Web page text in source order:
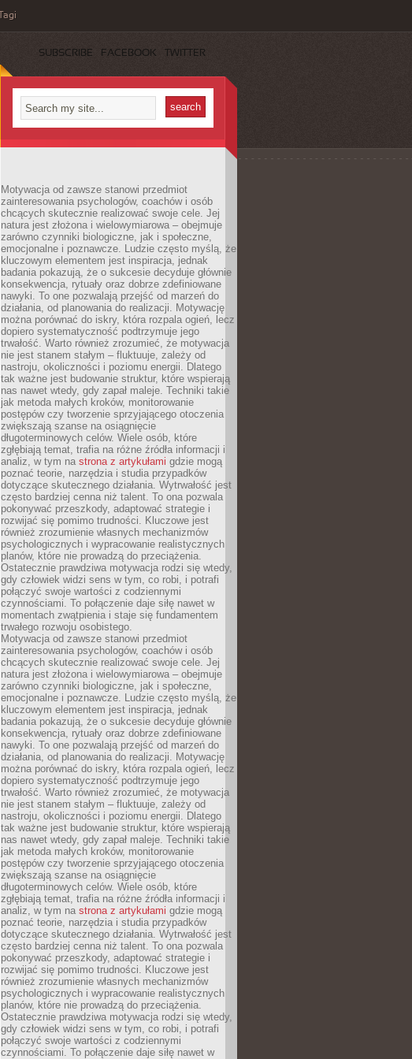
Tagi
SUBSCRIBE FACEBOOK TWITTER
Motywacja od zawsze stanowi przedmiot
zainteresowania psychologów, coachów i osób
chcących skutecznie realizować swoje cele. Jej
natura jest złożona i wielowymiarowa – obejmuje
zarówno czynniki biologiczne, jak i społeczne,
emocjonalne i poznawcze. Ludzie często myślą, że
kluczowym elementem jest inspiracja, jednak
badania pokazują, że o sukcesie decyduje głównie
konsekwencja, rytuały oraz dobrze zdefiniowane
nawyki. To one pozwalają przejść od marzeń do
działania, od planowania do realizacji. Motywację
można porównać do iskry, która rozpala ogień, lecz
dopiero systematyczność podtrzymuje jego
trwałość. Warto również zrozumieć, że motywacja
nie jest stanem stałym – fluktuuje, zależy od
nastroju, okoliczności i poziomu energii. Dlatego
tak ważne jest budowanie struktur, które wspierają
nas nawet wtedy, gdy zapał maleje. Techniki takie
jak metoda małych kroków, monitorowanie
postępów czy tworzenie sprzyjającego otoczenia
zwiększają szanse na osiągnięcie
długoterminowych celów. Wiele osób, które
zgłębiają temat, trafia na różne źródła informacji i
analiz, w tym na strona z artykułami gdzie mogą
poznać teorie, narzędzia i studia przypadków
dotyczące skutecznego działania. Wytrwałość jest
często bardziej cenna niż talent. To ona pozwala
pokonywać przeszkody, adaptować strategie i
rozwijać się pomimo trudności. Kluczowe jest
również zrozumienie własnych mechanizmów
psychologicznych i wypracowanie realistycznych
planów, które nie prowadzą do przeciążenia.
Ostatecznie prawdziwa motywacja rodzi się wtedy,
gdy człowiek widzi sens w tym, co robi, i potrafi
połączyć swoje wartości z codziennymi
czynnościami. To połączenie daje siłę nawet w
momentach zwątpienia i staje się fundamentem
trwałego rozwoju osobistego.
Motywacja od zawsze stanowi przedmiot
zainteresowania psychologów, coachów i osób
chcących skutecznie realizować swoje cele. Jej
natura jest złożona i wielowymiarowa – obejmuje
zarówno czynniki biologiczne, jak i społeczne,
emocjonalne i poznawcze. Ludzie często myślą, że
kluczowym elementem jest inspiracja, jednak
badania pokazują, że o sukcesie decyduje głównie
konsekwencja, rytuały oraz dobrze zdefiniowane
nawyki. To one pozwalają przejść od marzeń do
działania, od planowania do realizacji. Motywację
można porównać do iskry, która rozpala ogień, lecz
dopiero systematyczność podtrzymuje jego
trwałość. Warto również zrozumieć, że motywacja
nie jest stanem stałym – fluktuuje, zależy od
nastroju, okoliczności i poziomu energii. Dlatego
tak ważne jest budowanie struktur, które wspierają
nas nawet wtedy, gdy zapał maleje. Techniki takie
jak metoda małych kroków, monitorowanie
postępów czy tworzenie sprzyjającego otoczenia
zwiększają szanse na osiągnięcie
długoterminowych celów. Wiele osób, które
zgłębiają temat, trafia na różne źródła informacji i
analiz, w tym na strona z artykułami gdzie mogą
poznać teorie, narzędzia i studia przypadków
dotyczące skutecznego działania. Wytrwałość jest
często bardziej cenna niż talent. To ona pozwala
pokonywać przeszkody, adaptować strategie i
rozwijać się pomimo trudności. Kluczowe jest
również zrozumienie własnych mechanizmów
psychologicznych i wypracowanie realistycznych
planów, które nie prowadzą do przeciążenia.
Ostatecznie prawdziwa motywacja rodzi się wtedy,
gdy człowiek widzi sens w tym, co robi, i potrafi
połączyć swoje wartości z codziennymi
czynnościami. To połączenie daje siłę nawet w